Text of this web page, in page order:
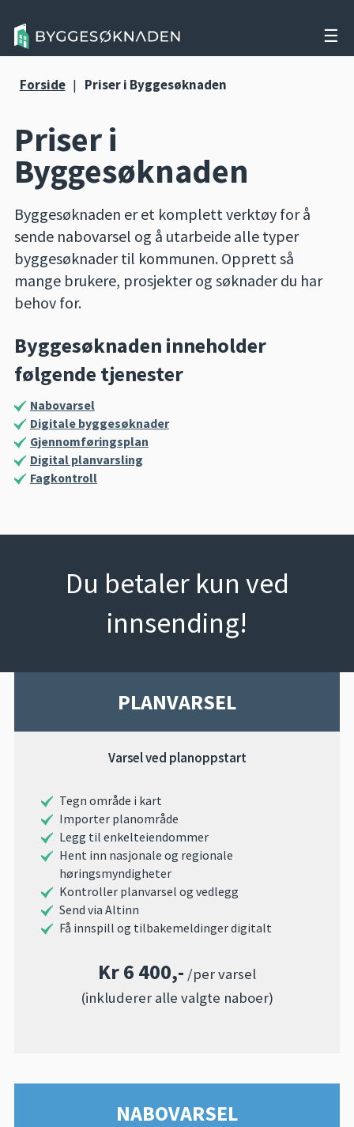
☰
Forside | Priser i Byggesøknaden
Priser i
Byggesøknaden
Byggesøknaden er et komplett verktøy for å
sende nabovarsel og å utarbeide alle typer
byggesøknader til kommunen. Opprett så
mange brukere, prosjekter og søknader du har
behov for.
Byggesøknaden inneholder
følgende tjenester
Nabovarsel
Digitale byggesøknader
Gjennomføringsplan
Digital planvarsling
Fagkontroll
Du betaler kun ved
innsending!
PLANVARSEL
Varsel ved planoppstart
Tegn område i kart
Importer planområde
Legg til enkelteiendommer
Hent inn nasjonale og regionale
høringsmyndigheter
Kontroller planvarsel og vedlegg
Send via Altinn
Få innspill og tilbakemeldinger digitalt
Kr 6 400,- /per varsel
(inkluderer alle valgte naboer)
NABOVARSEL